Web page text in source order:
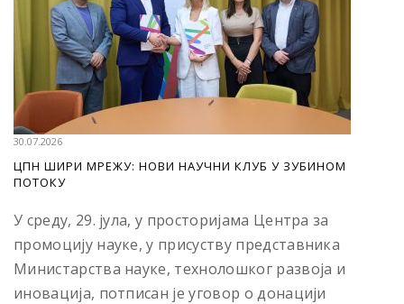
30.07.2026
ЦПН ШИРИ МРЕЖУ: НОВИ НАУЧНИ КЛУБ У ЗУБИНОМ
ПОТОКУ
У среду, 29. јула, у просторијама Центра за
промоцију науке, у присуству представника
Министарства науке, технолошког развоја и
иновација, потписан је уговор о донацији